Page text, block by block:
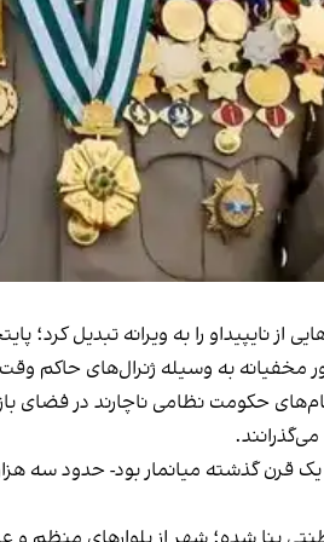
از نایپیداو را به ویرانه تبدیل کرد؛
حکومت نظامی ناچارند در فضای
یک قرن گذشته میانمار بود- حدود سه